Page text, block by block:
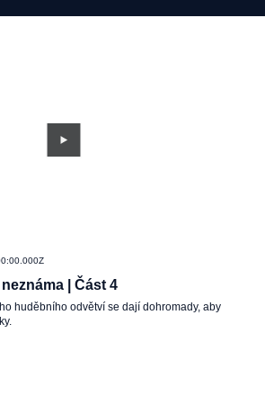
| Část 4
huděbního odvětví se dají dohromady, aby